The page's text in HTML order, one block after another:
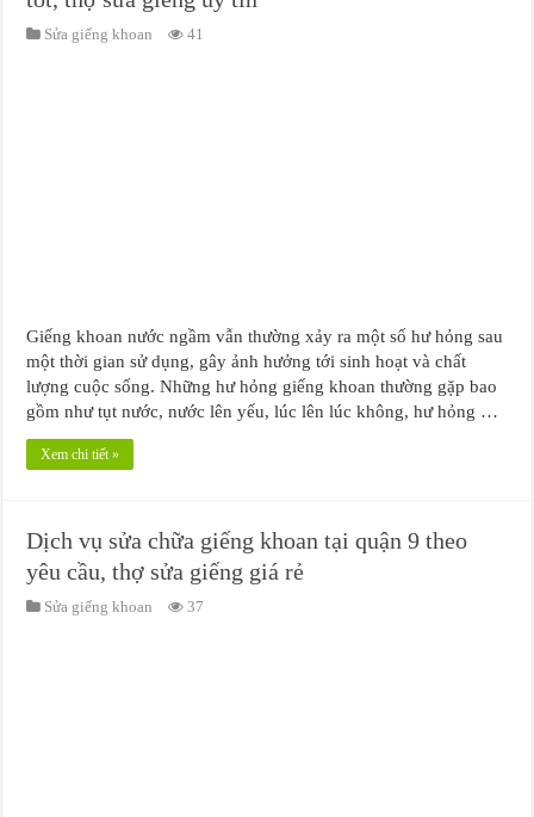
Sửa giếng khoan 41
Giếng khoan nước ngầm vẫn thường xảy ra một số hư hỏng sau
một thời gian sử dụng, gây ảnh hưởng tới sinh hoạt và chất
lượng cuộc sống. Những hư hỏng giếng khoan thường gặp bao
gồm như tụt nước, nước lên yếu, lúc lên lúc không, hư hỏng …
Xem chi tiết »
Dịch vụ sửa chữa giếng khoan tại quận 9 theo
yêu cầu, thợ sửa giếng giá rẻ
Sửa giếng khoan 37